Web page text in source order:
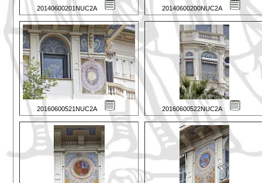
20140600201NUC2A 20140600200NUC2A
20160600521NUC2A 20160600522NUC2A